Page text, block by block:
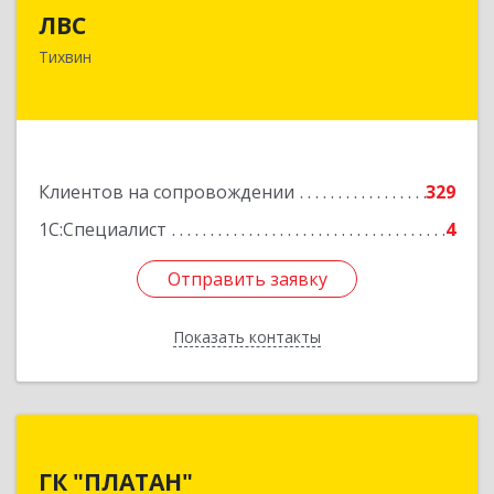
ЛВС
Тихвин
Клиентов на сопровождении
329
1С:Специалист
4
Отправить заявку
Показать контакты
Отправить заявку
Назад
ГК "ПЛАТАН"